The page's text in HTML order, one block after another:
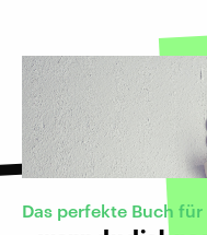
Das perfekte Buch